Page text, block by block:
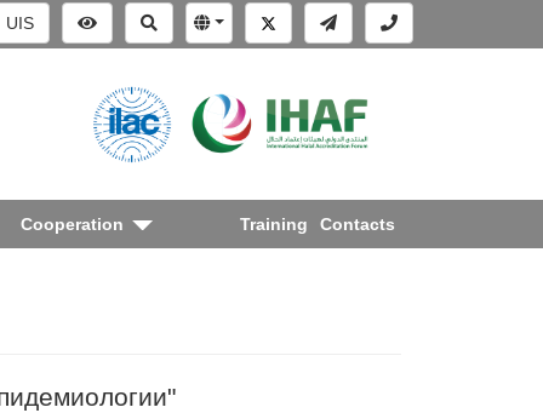
UIS
Cooperation Training Contacts